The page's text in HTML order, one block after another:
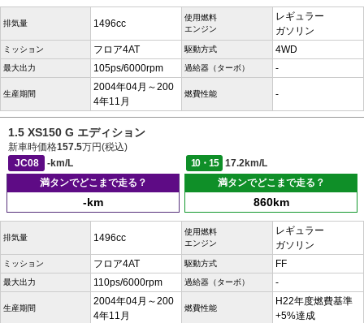
排気量 1496cc
使用燃料
エンジン
レギュラー
ガソリン
ミッション フロア4AT 駆動方式 4WD
最大出力 105ps/6000rpm 過給器（ターボ） -
生産期間
2004年04月～200
4年11月
燃費性能 -
1.5 XS150 G エディション
新車時価格157.5万円(税込)
JC08
-km/L 10・15
17.2km/L
満タンでどこまで走る？
-km
満タンでどこまで走る？
860km
排気量 1496cc
使用燃料
エンジン
レギュラー
ガソリン
ミッション フロア4AT 駆動方式 FF
最大出力 110ps/6000rpm 過給器（ターボ） -
生産期間
2004年04月～200
4年11月
燃費性能
H22年度燃費基準
+5%達成